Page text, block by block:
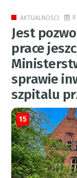
AKTUALNOŚCI
Jest
prace
sprawie
szpitalu
15